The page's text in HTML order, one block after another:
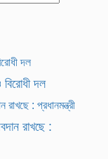
দল
রাখছে :